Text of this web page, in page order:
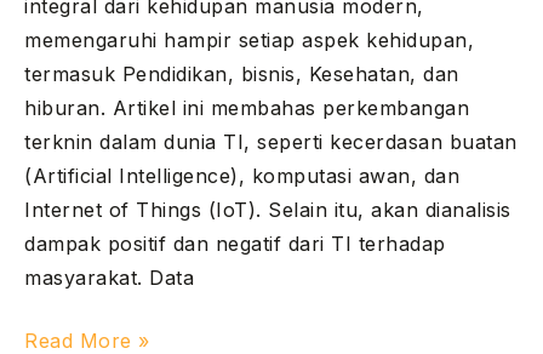
integral dari kehidupan manusia modern,
memengaruhi hampir setiap aspek kehidupan,
termasuk Pendidikan, bisnis, Kesehatan, dan
hiburan. Artikel ini membahas perkembangan
terknin dalam dunia TI, seperti kecerdasan buatan
(Artificial Intelligence), komputasi awan, dan
Internet of Things (IoT). Selain itu, akan dianalisis
dampak positif dan negatif dari TI terhadap
masyarakat. Data
Read More »